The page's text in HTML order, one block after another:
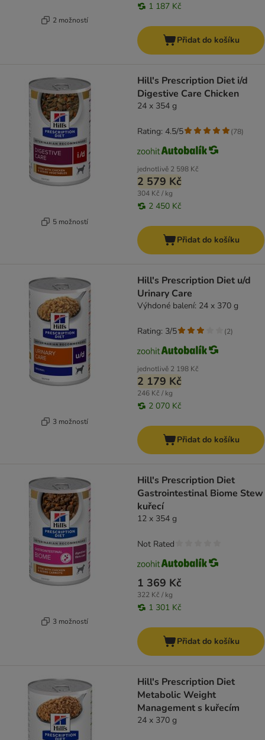
2 možností
1 187 Kč
Přidat do košíku
5 možností
Hill's Prescription Diet i/d
Digestive Care Chicken
24 x 354 g
jednotlivě 2 598 Kč
2 579 Kč
304 Kč / kg
2 450 Kč
Rating: 4.5/5 (78)
Přidat do košíku
3 možností
Hill's Prescription Diet u/d
Urinary Care
Výhdoné balení: 24 x 370 g
jednotlivě 2 198 Kč
2 179 Kč
246 Kč / kg
2 070 Kč
Rating: 3/5 (2)
Přidat do košíku
3 možností
Hill's Prescription Diet
Gastrointestinal Biome Stew
kuřecí
12 x 354 g
1 369 Kč
322 Kč / kg
1 301 Kč
Not Rated
Přidat do košíku
Hill's Prescription Diet
Metabolic Weight
Management s kuřecím
24 x 370 g